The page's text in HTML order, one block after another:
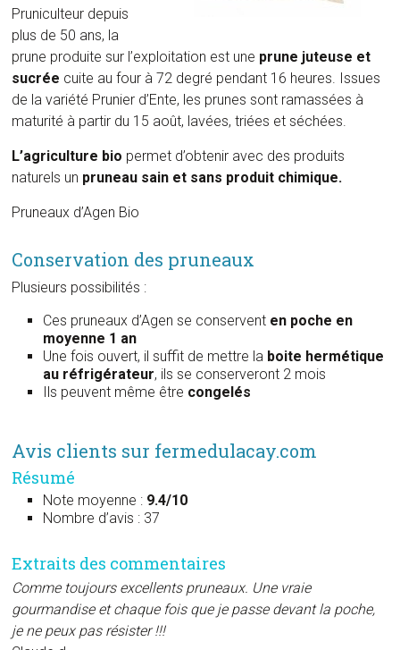
Pruniculteur depuis
plus de 50 ans, la
prune produite sur l’exploitation est une prune juteuse et
sucrée cuite au four à 72 degré pendant 16 heures. Issues
de la variété Prunier d’Ente, les prunes sont ramassées à
maturité à partir du 15 août, lavées, triées et séchées.
L’agriculture bio permet d’obtenir avec des produits
naturels un pruneau sain et sans produit chimique.
Pruneaux d’Agen Bio
Conservation des pruneaux
Plusieurs possibilités :
Ces pruneaux d’Agen se conservent en poche en
moyenne 1 an
Une fois ouvert, il suffit de mettre la boite hermétique
au réfrigérateur, ils se conserveront 2 mois
Ils peuvent même être congelés
Avis clients sur fermedulacay.com
Résumé
Note moyenne : 9.4/10
Nombre d’avis : 37
Extraits des commentaires
Comme toujours excellents pruneaux. Une vraie
gourmandise et chaque fois que je passe devant la poche,
je ne peux pas résister !!!